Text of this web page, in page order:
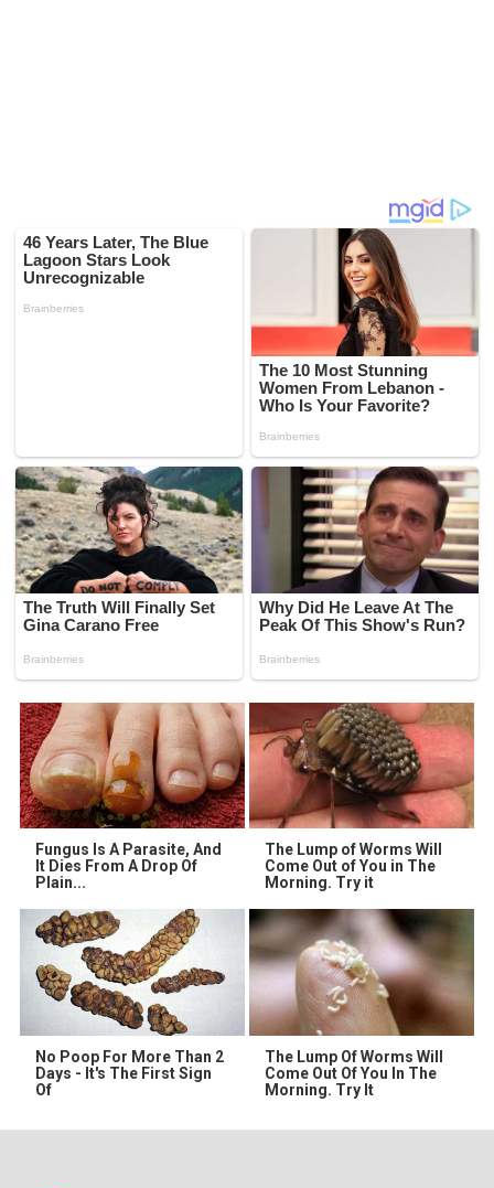
Fungus Is A Parasite, And
It Dies From A Drop Of
Plain...
The Lump of Worms Will
Come Out of You in The
Morning. Try it
No Poop For More Than 2
Days - It's The First Sign
Of
The Lump Of Worms Will
Come Out Of You In The
Morning. Try It